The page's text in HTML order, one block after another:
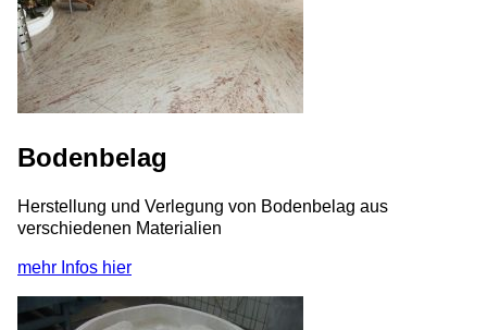
Bodenbelag
Herstellung und Verlegung von Bodenbelag aus
verschiedenen Materialien
mehr Infos hier